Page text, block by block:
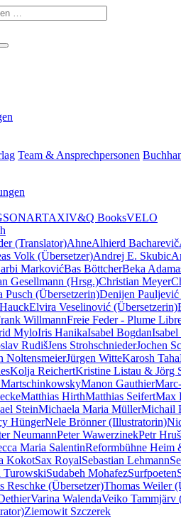
Team & Ansprechpersonen
SONARTAXIV&Q BooksVELO
(Translator)AhneAlhierd Bacharevič
Volk (Übersetzer)Andrej E. Skubic
MarkovićBas BöttcherBeka
Gesellmann (Hrsg.)Christian Meyer
Pusch (Übersetzerin)Denijen Pauljević
Elvira Veselinović (Übersetzerin)
WillmannFreie Feder - Plume
MyloIris HanikaIsabel Bogdan
RudišJens StrohschniederJochen
NoltensmeierJürgen WitteKarosh Taha
Kolja ReichertKristine Listau & Jörg
Manon Gauthier
Matthias HirthMatthias SeifertMax
SteinMichaela Maria MüllerMichail
HüngerNele Brönner (Illustratorin)
NeumannPeter WawerzinekPetr
Maria SalentinReformbühne Heim
KokotSax RoyalSebastian Lehmann
TurowskiSudabeh MohafezSurfpoeten
Reschke (Übersetzer)Thomas Weiler
Varina WalendaVeiko Tammjärv
Ziemowit Szczerek